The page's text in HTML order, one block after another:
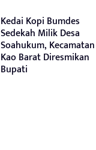
Kedai Kopi Bumdes
Sedekah Milik Desa
Soahukum, Kecamatan
Kao Barat Diresmikan
Bupati